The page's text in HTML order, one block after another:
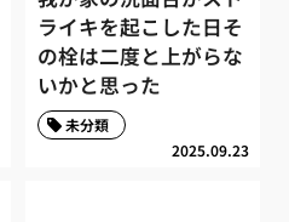
ライキを起こした日そ
の栓は二度と上がらな
いかと思った
2025.09.23
未分類